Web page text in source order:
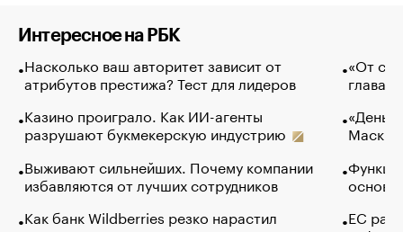
Интересное на РБК
Насколько ваш авторитет зависит от
атрибутов престижа? Тест для лидеров
Казино проиграло. Как ИИ-агенты
разрушают букмекерскую индустрию
Выживают сильнейших. Почему компании
избавляются от лучших сотрудников
Как банк Wildberries резко нарастил
«От
глава
Маск в
основ
ЕС